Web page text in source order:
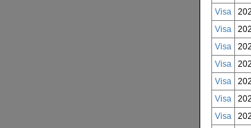
Visa
Visa
Visa
Visa
Visa
Visa
Visa